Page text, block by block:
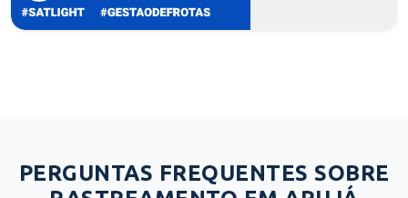
PERGUNTAS FREQUENTES SOBRE